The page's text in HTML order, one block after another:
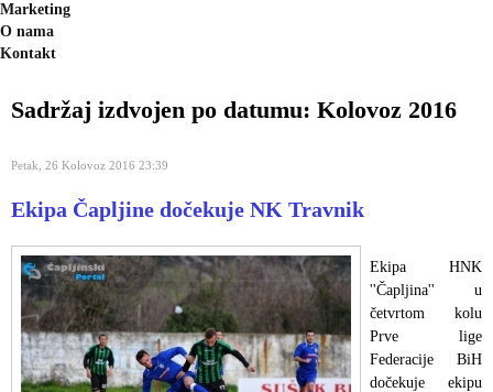
Marketing
O nama
Kontakt
Sadržaj izdvojen po datumu: Kolovoz 2016
Petak, 26 Kolovoz 2016 23:39
Ekipa Čapljine dočekuje NK Travnik
Ekipa HNK
''Čapljina'' u
četvrtom kolu
Prve lige
Federacije BiH
dočekuje ekipu